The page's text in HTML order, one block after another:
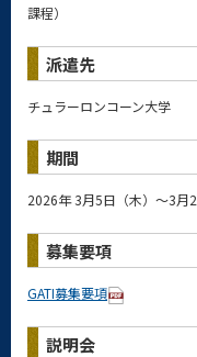
課程）
派遣先
チュラーロンコーン大学
期間
2026年 3月5日（木）～3月
募集要項
GATI募集要項
説明会